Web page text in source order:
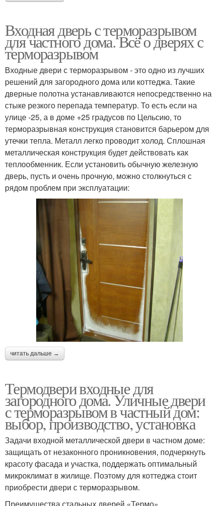
Входная дверь с терморазрывом
для частного дома. Всё о дверях с
терморазрывом
Входные двери с терморазрывом - это одно из лучших
решений для загородного дома или коттеджа. Такие
дверные полотна устанавливаются непосредственно на
стыке резкого перепада температур. То есть если на
улице -25, а в доме +25 градусов по Цельсию, то
терморазрывная конструкция становится барьером для
утечки тепла. Металл легко проводит холод. Сплошная
металлическая конструкция будет действовать как
теплообменник. Если установить обычную железную
дверь, пусть и очень прочную, можно столкнуться с
рядом проблем при эксплуатации:
читать дальше →
Термодвери входные для
загородного дома. Уличные двери
с терморазрывом в частный дом:
выбор, производство, установка
Задачи входной металлической двери в частном доме:
защищать от незаконного проникновения, подчеркнуть
красоту фасада и участка, поддержать оптимальный
микроклимат в жилище. Поэтому для коттеджа стоит
приобрести двери с терморазрывом.